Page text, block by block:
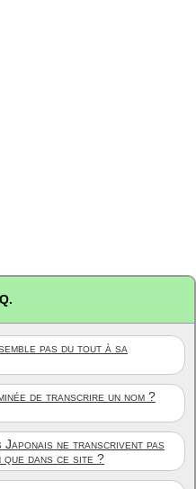
pas du tout à sa
de transcrire un nom ?
Japonais ne transcrivent pas
que dans ce site ?